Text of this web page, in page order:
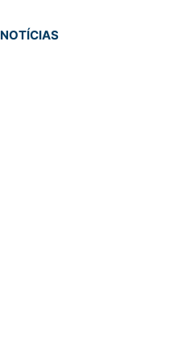
NOTÍCIAS